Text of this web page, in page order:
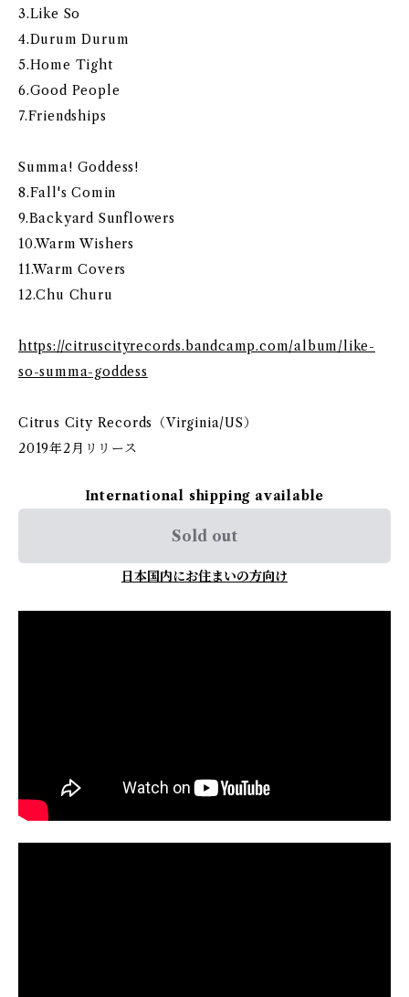
3.Like So
4.Durum Durum
5.Home Tight
6.Good People
7.Friendships
Summa! Goddess!
8.Fall's Comin
9.Backyard Sunflowers
10.Warm Wishers
11.Warm Covers
12.Chu Churu
https://citruscityrecords.bandcamp.com/album/like-
so-summa-goddess
Citrus City Records（Virginia/US）
2019年2月リリース
International shipping available
Sold out
日本国内にお住まいの方向け